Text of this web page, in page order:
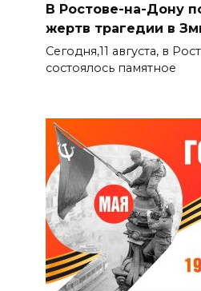
В Ростове-на-Дону
жертв трагедии в
Сегодня,11 августа, в
состоялось памятное